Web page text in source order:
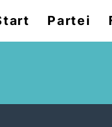
Partei